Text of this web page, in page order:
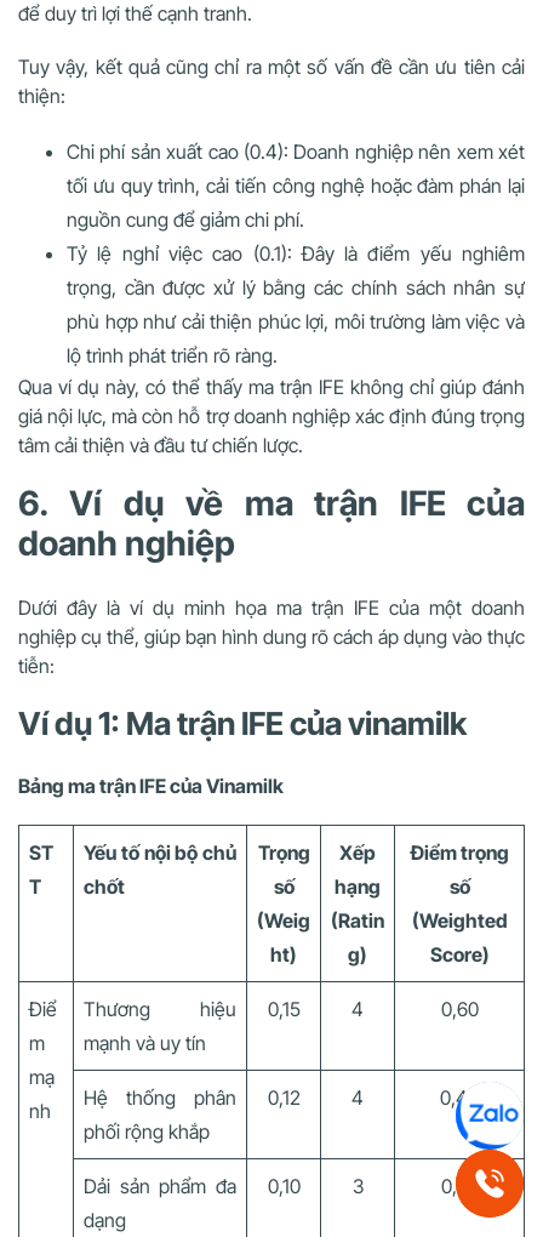
để duy trì lợi thế cạnh tranh.
Tuy vậy, kết quả cũng chỉ ra một số vấn đề cần ưu tiên cải
thiện:
Chi phí sản xuất cao (0.4): Doanh nghiệp nên xem xét
tối ưu quy trình, cải tiến công nghệ hoặc đàm phán lại
nguồn cung để giảm chi phí.
Tỷ lệ nghỉ việc cao (0.1): Đây là điểm yếu nghiêm
trọng, cần được xử lý bằng các chính sách nhân sự
phù hợp như cải thiện phúc lợi, môi trường làm việc và
lộ trình phát triển rõ ràng.
Qua ví dụ này, có thể thấy ma trận IFE không chỉ giúp đánh
giá nội lực, mà còn hỗ trợ doanh nghiệp xác định đúng trọng
tâm cải thiện và đầu tư chiến lược.
6. Ví dụ về ma trận IFE của
doanh nghiệp
Dưới đây là ví dụ minh họa ma trận IFE của một doanh
nghiệp cụ thể, giúp bạn hình dung rõ cách áp dụng vào thực
tiễn:
Ví dụ 1: Ma trận IFE của vinamilk
Bảng ma trận IFE của Vinamilk
ST
T
Yếu tố nội bộ chủ
chốt
Trọng
số
(Weig
ht)
Xếp
hạng
(Ratin
g)
Điểm trọng
số
(Weighted
Score)
Điể
m
mạ
nh
Thương hiệu
mạnh và uy tín
0,15 4 0,60
Hệ thống phân
phối rộng khắp
0,12 4 0,48
Dải sản phẩm đa
dạng
0,10 3 0,30